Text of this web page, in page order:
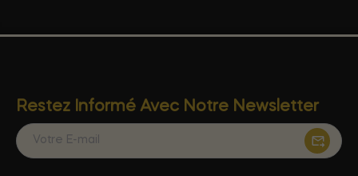
Restez Informé Avec Notre Newsletter